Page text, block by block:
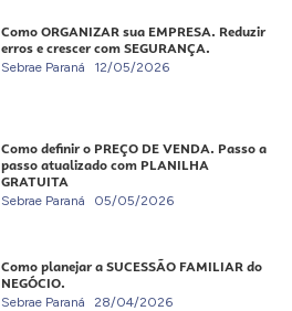
Como ORGANIZAR sua EMPRESA. Reduzir
erros e crescer com SEGURANÇA.
Sebrae Paraná 12/05/2026
Como definir o PREÇO DE VENDA. Passo a
passo atualizado com PLANILHA
GRATUITA
Sebrae Paraná 05/05/2026
Como planejar a SUCESSÃO FAMILIAR do
NEGÓCIO.
Sebrae Paraná 28/04/2026